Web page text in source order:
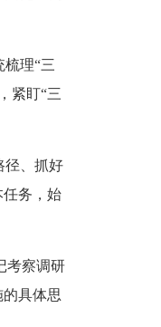
理“三
紧盯“三
径、抓好
任务，始
考察调研
具体思